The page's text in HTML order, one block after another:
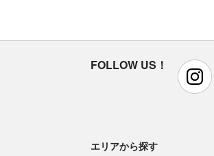
FOLLOW US！
エリアから探す